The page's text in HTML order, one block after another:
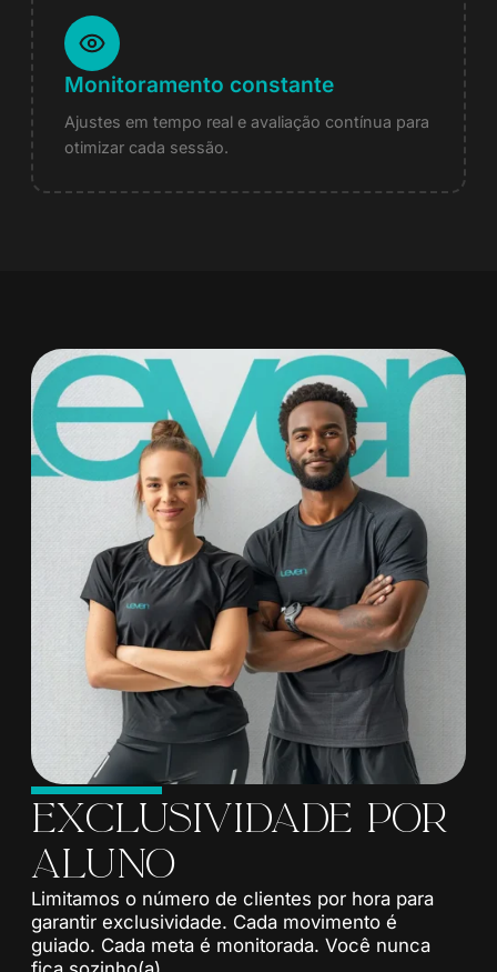
Monitoramento constante
Ajustes em tempo real e avaliação contínua para
otimizar cada sessão.
ExcLusividade por
aLuno
Limitamos o número de clientes por hora para
garantir exclusividade. Cada movimento é
guiado. Cada meta é monitorada. Você nunca